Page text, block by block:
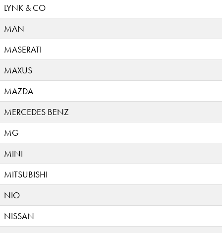
LYNK & CO
MAN
MASERATI
MAXUS
MAZDA
MERCEDES BENZ
MG
MINI
MITSUBISHI
NIO
NISSAN